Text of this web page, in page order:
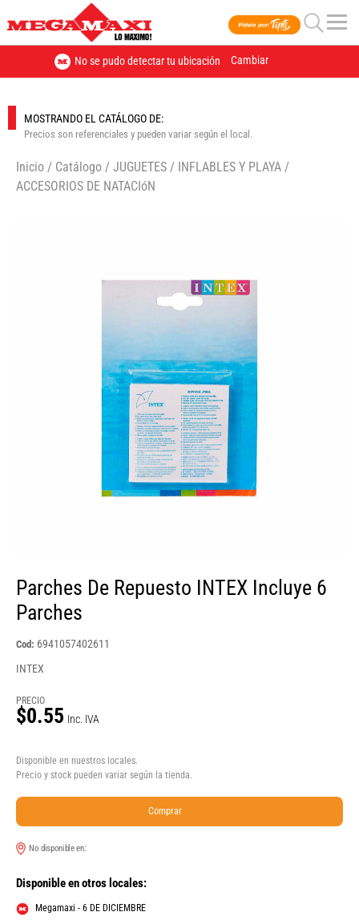
No se pudo detectar tu ubicación Cambiar
MOSTRANDO EL CATÁLOGO DE:
Precios son referenciales y pueden variar según el local.
Inicio / Catálogo / JUGUETES / INFLABLES Y PLAYA /
ACCESORIOS DE NATACIóN
Parches De Repuesto INTEX Incluye 6
Parches
Cod: 6941057402611
INTEX
PRECIO
$0.55 Inc. IVA
Disponible en nuestros locales.
Precio y stock pueden variar según la tienda.
Comprar
No disponible en:
Disponible en otros locales:
Megamaxi - 6 DE DICIEMBRE